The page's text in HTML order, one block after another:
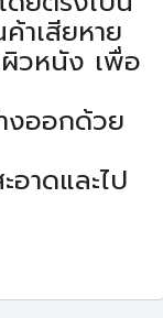
าเสียหาย
วหนัง เพื่อ
งออกด้วย
อาดและไป